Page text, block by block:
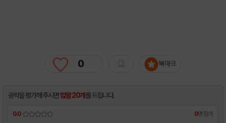
0 북마크
공략을 평가해 주시면밥알 20개를 드립니다.
0.0 0명 참가